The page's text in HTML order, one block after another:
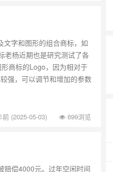
字和图形的组合商标，如
老杨近期也是研究测试了各
商标的Logo，因为相对于
强，可以调节和增加的参数
前 (2025-05-03) 699浏览
偿4000元。过年空闲时间